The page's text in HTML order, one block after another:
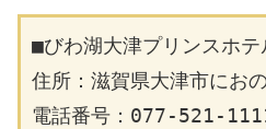
■びわ湖大津プリンスホテ
住所：滋賀県大津市にお
電話番号：077-521-